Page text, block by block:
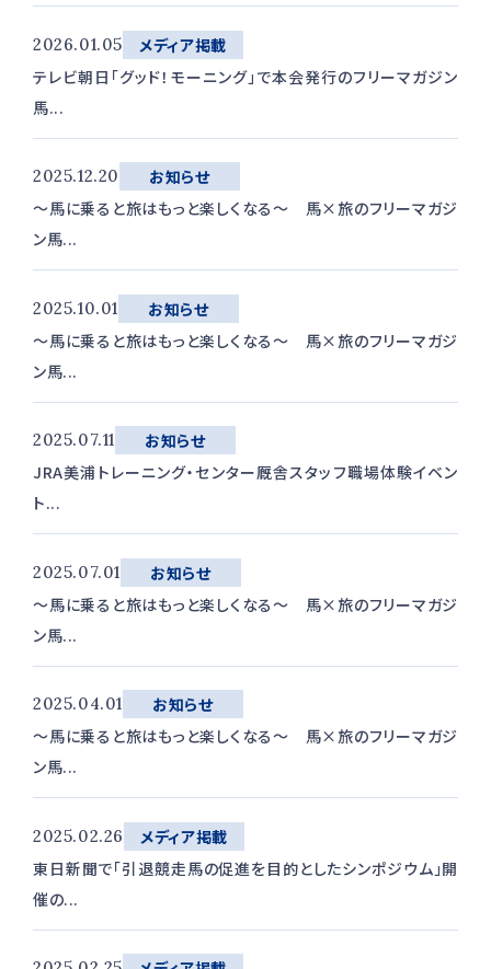
2026.01.05
メディア掲載
テレビ朝日「グッド！モーニング」で本会発行のフリーマガジン
馬...
2025.12.20
お知らせ
〜馬に乗ると旅はもっと楽しくなる〜 馬×旅のフリーマガジ
ン馬...
2025.10.01
お知らせ
〜馬に乗ると旅はもっと楽しくなる〜 馬×旅のフリーマガジ
ン馬...
2025.07.11
お知らせ
JRA美浦トレーニング・センター厩舎スタッフ職場体験イベン
ト...
2025.07.01
お知らせ
〜馬に乗ると旅はもっと楽しくなる〜 馬×旅のフリーマガジ
ン馬...
2025.04.01
お知らせ
〜馬に乗ると旅はもっと楽しくなる〜 馬×旅のフリーマガジ
ン馬...
2025.02.26
メディア掲載
東日新聞で「引退競走馬の促進を目的としたシンポジウム」開
催の...